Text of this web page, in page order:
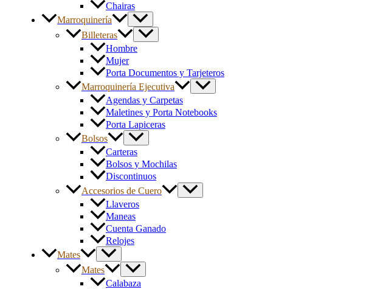
Chairas
Marroquinería
Billeteras
Hombre
Mujer
Porta Documentos y Tarjeteros
Marroquinería Ejecutiva
Agendas y Carpetas
Maletines y Porta Notebooks
Porta Lapiceras
Bolsos
Carteras
Bolsos y Mochilas
Discontinuos
Accesorios de Cuero
Llaveros
Maneas
Cuenta Ganado
Relojes
Mates
Mates
Calabaza